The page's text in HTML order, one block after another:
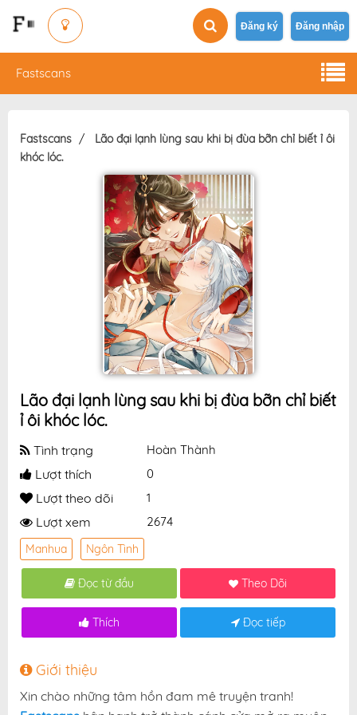
Đăng ký Đăng nhập
Fastscans
Fastscans
Lão đại lạnh lùng sau khi bị đùa bỡn chỉ biết ỉ ôi
khóc lóc.
Lão đại lạnh lùng sau khi bị đùa bỡn chỉ biết
ỉ ôi khóc lóc.
Tình trạng Hoàn Thành
Lượt thích 0
Lượt theo dõi 1
Lượt xem 2674
Manhua Ngôn Tình
Đọc từ đầu Theo Dõi
Thích Đọc tiếp
Giới thiệu
Xin chào những tâm hồn đam mê truyện tranh!